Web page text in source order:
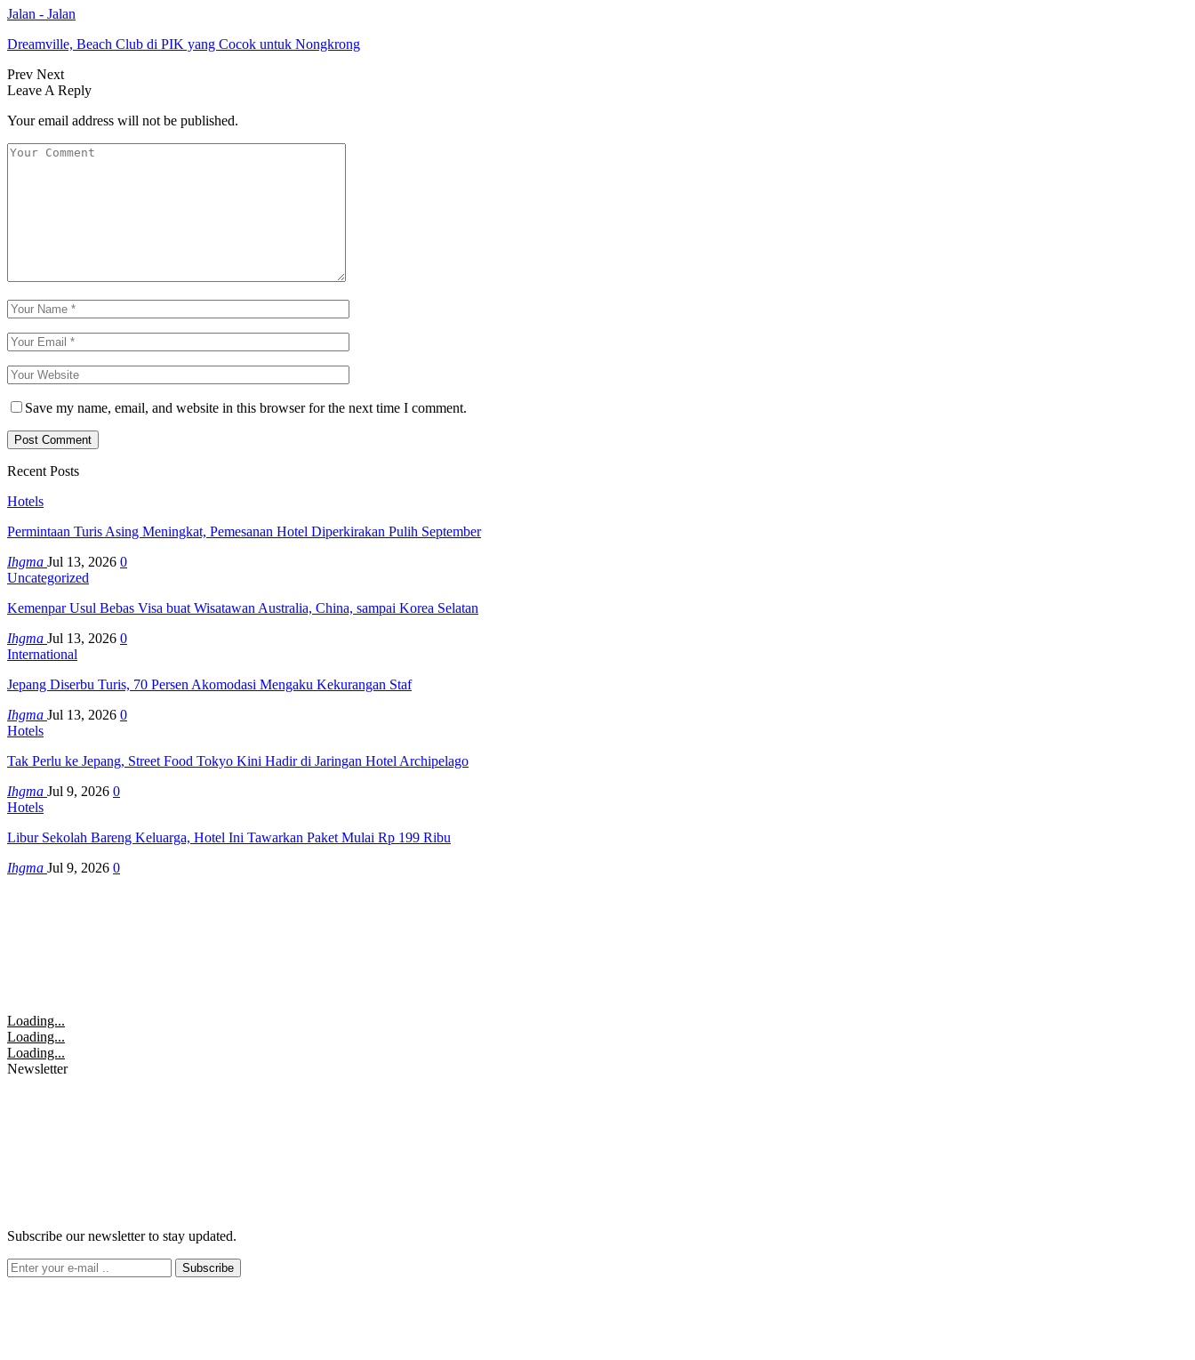
Jalan - Jalan
Dreamville, Beach Club di PIK yang Cocok untuk Nongkrong
Prev Next
Leave A Reply
Your email address will not be published.
Save my name, email, and website in this browser for the next time I comment.
Recent Posts
Hotels
Permintaan Turis Asing Meningkat, Pemesanan Hotel Diperkirakan Pulih September
Ihgma Jul 13, 2026 0
Uncategorized
Kemenpar Usul Bebas Visa buat Wisatawan Australia, China, sampai Korea Selatan
Ihgma Jul 13, 2026 0
International
Jepang Diserbu Turis, 70 Persen Akomodasi Mengaku Kekurangan Staf
Ihgma Jul 13, 2026 0
Hotels
Tak Perlu ke Jepang, Street Food Tokyo Kini Hadir di Jaringan Hotel Archipelago
Ihgma Jul 9, 2026 0
Hotels
Libur Sekolah Bareng Keluarga, Hotel Ini Tawarkan Paket Mulai Rp 199 Ribu
Ihgma Jul 9, 2026 0
Loading...
Loading...
Loading...
Newsletter
Subscribe our newsletter to stay updated.
Subscribe